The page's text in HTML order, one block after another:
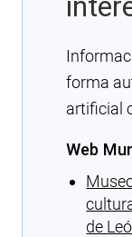
forma
artificial
Web
de